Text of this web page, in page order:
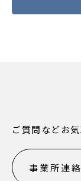
ご質問などお
事業所連